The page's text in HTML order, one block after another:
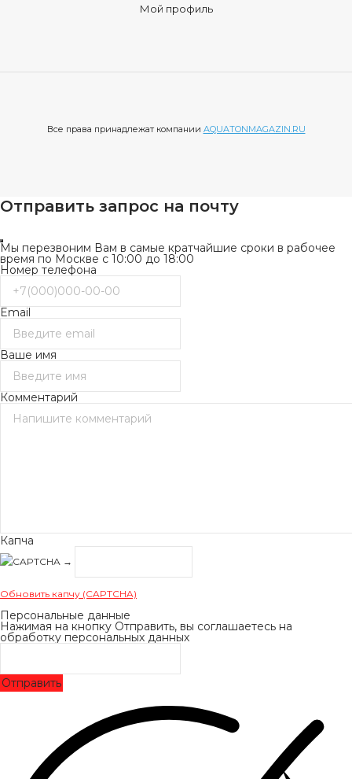
Мой профиль
Все права принадлежат компании AQUATONMAGAZIN.RU
Отправить запрос на почту
Мы перезвоним Вам в самые кратчайшие сроки в рабочее
время по Москве с 10:00 до 18:00
Номер телефона
Email
Ваше имя
Комментарий
Капча
→
Обновить капчу (CAPTCHA)
Персональные данные
Нажимая на кнопку Отправить, вы соглашаетесь на
обработку персональных данных
Отправить